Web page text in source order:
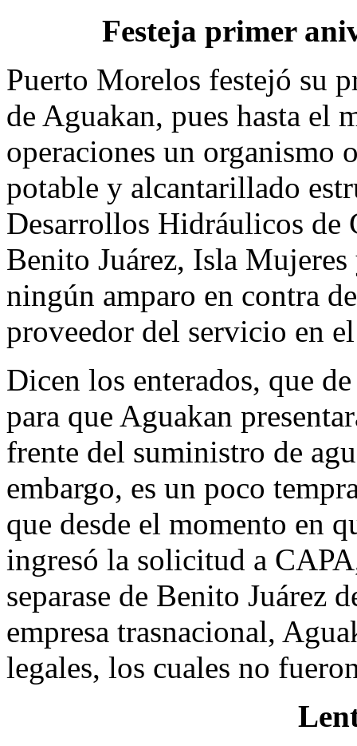
Festeja primer
Puerto Morelos festejó su
de Aguakan, pues hasta el
operaciones un organismo
potable y alcantarillado
Desarrollos Hidráulicos de
Benito Juárez, Isla
ningún amparo en contra
proveedor del servicio en
Dicen los enterados, que
para que Aguakan
frente del suministro de
embargo, es un poco
que desde el momento en
ingresó la solicitud a
separase de Benito Juárez
empresa trasnacional,
legales, los cuales no